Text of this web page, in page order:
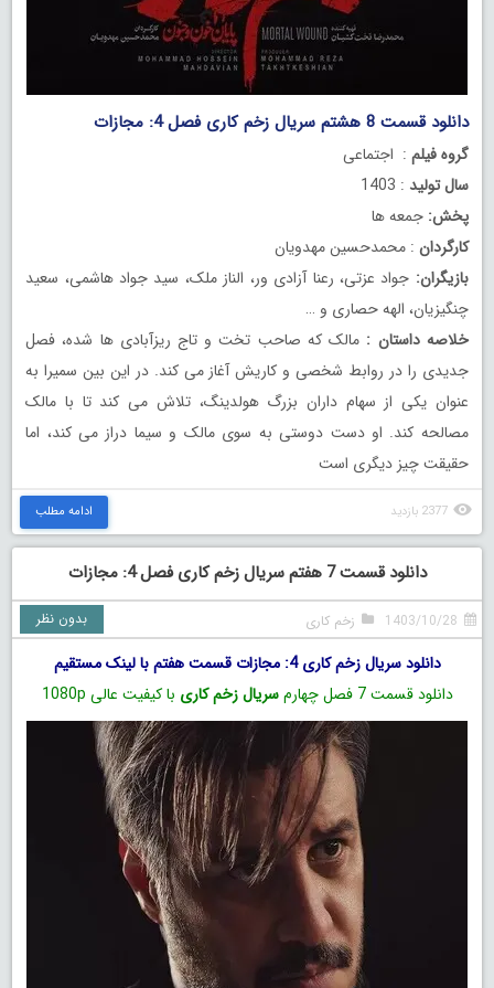
دانلود قسمت 8 هشتم سریال زخم کاری فصل 4: مجازات
گروه فیلم : اجتماعی
سال تولید : 1403
پخش: جمعه ها
کارگردان : محمدحسین مهدویان
بازیگران: جواد عزتی، رعنا آزادی ور، الناز ملک، سید جواد هاشمی، سعید
چنگیزیان، الهه حصاری و …
خلاصه داستان : مالک که صاحب تخت و تاج ریزآبادی ها شده، فصل
جدیدی را در روابط شخصی و کاریش آغاز می کند. در این بین سمیرا به
عنوان یکی از سهام داران بزرگ هولدینگ، تلاش می کند تا با مالک
مصالحه کند. او دست دوستی به سوی مالک و سیما دراز می کند، اما
حقیقت چیز دیگری است
2377 بازدید ادامه مطلب
دانلود قسمت 7 هفتم سریال زخم کاری فصل 4: مجازات
1403/10/28 زخم کاری بدون نظر
دانلود سریال زخم کاری 4: مجازات قسمت هفتم با لینک مستقیم
دانلود قسمت 7 فصل چهارم
سریال زخم کاری با کیفیت عالی 1080p